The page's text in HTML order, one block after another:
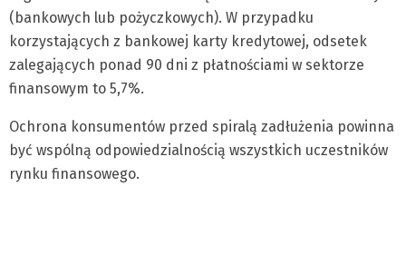
(bankowych lub pożyczkowych). W przypadku
korzystających z bankowej karty kredytowej, odsetek
zalegających ponad 90 dni z płatnościami w sektorze
finansowym to 5,7%.
Ochrona konsumentów przed spiralą zadłużenia powinna
być wspólną odpowiedzialnością wszystkich uczestników
rynku finansowego.